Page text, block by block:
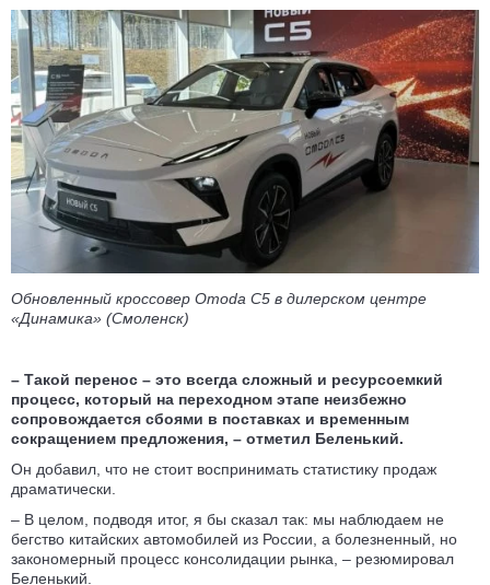
Обновленный кроссовер Omoda C5 в дилерском центре
«Динамика» (Смоленск)
– Такой перенос – это всегда сложный и ресурсоемкий
процесс, который на переходном этапе неизбежно
сопровождается сбоями в поставках и временным
сокращением предложения, – отметил Беленький.
Он добавил, что не стоит воспринимать статистику продаж
драматически.
– В целом, подводя итог, я бы сказал так: мы наблюдаем не
бегство китайских автомобилей из России, а болезненный, но
закономерный процесс консолидации рынка, – резюмировал
Беленький.